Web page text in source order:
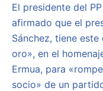
El presidente del
afirmado que el
Sánchez, tiene
oro», en el
Ermua, para
socio» de un